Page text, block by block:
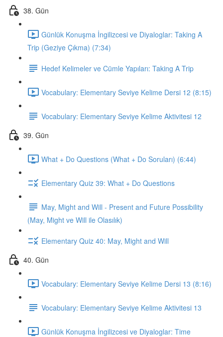
38. Gün
Günlük Konuşma İngilizcesi ve Diyaloglar: Taking A
Trip (Geziye Çıkma) (7:34)
Hedef Kelimeler ve Cümle Yapıları: Taking A Trip
Vocabulary: Elementary Seviye Kelime Dersi 12 (8:15)
Vocabulary: Elementary Seviye Kelime Aktivitesi 12
39. Gün
What + Do Questions (What + Do Soruları) (6:44)
Elementary Quiz 39: What + Do Questions
May, Might and Will - Present and Future Possibility
(May, Might ve Will ile Olasılık)
Elementary Quiz 40: May, Might and Will
40. Gün
Vocabulary: Elementary Seviye Kelime Dersi 13 (8:16)
Vocabulary: Elementary Seviye Kelime Aktivitesi 13
Günlük Konuşma İngilizcesi ve Diyaloglar: Time